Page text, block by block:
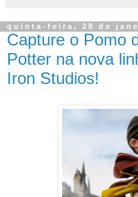
quinta-feira, 28 de
Capture o Pomo
Potter na nova
Iron Studios!